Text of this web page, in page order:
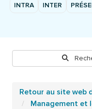
INTRA INTER
Retour au site web
Management et